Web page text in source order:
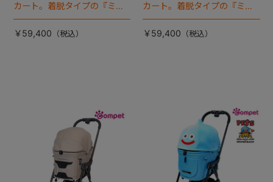
カート。着脱タイプの『ミリ
ミリ キャリー』 からアースカ
ラーが登場！
￥59,400
カート。着脱タイプの『ミリ
ミリ キャリー』 からアースカ
ラーが登場！
￥59,400